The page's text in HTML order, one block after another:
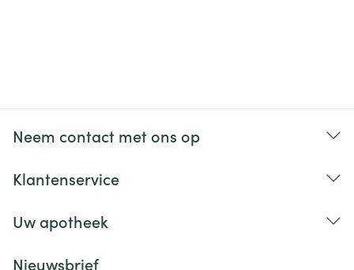
astma;  andere luchtwegverwijders (bijv.
salbutamol);  tricyclische antidepressiva (bijv.
fenothiazinen (bijv. chloorpromazine en
infecties (bijv. ketoconazol, itraconazol, voriconazol,
Neem contact met ons op
Klantenservice
Uw apotheek
Nieuwsbrief